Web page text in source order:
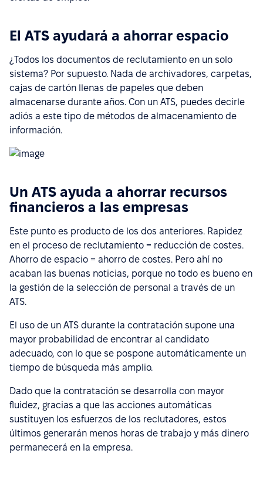
El ATS ayudará a ahorrar espacio
¿Todos los documentos de reclutamiento en un solo
sistema? Por supuesto. Nada de archivadores, carpetas,
cajas de cartón llenas de papeles que deben
almacenarse durante años. Con un ATS, puedes decirle
adiós a este tipo de métodos de almacenamiento de
información.
Un ATS ayuda a ahorrar recursos
financieros a las empresas
Este punto es producto de los dos anteriores. Rapidez
en el proceso de reclutamiento = reducción de costes.
Ahorro de espacio = ahorro de costes. Pero ahí no
acaban las buenas noticias, porque no todo es bueno en
la gestión de la selección de personal a través de un
ATS.
El uso de un ATS durante la contratación supone una
mayor probabilidad de encontrar al candidato
adecuado, con lo que se pospone automáticamente un
tiempo de búsqueda más amplio.
Dado que la contratación se desarrolla con mayor
fluidez, gracias a que las acciones automáticas
sustituyen los esfuerzos de los reclutadores, estos
últimos generarán menos horas de trabajo y más dinero
permanecerá en la empresa.